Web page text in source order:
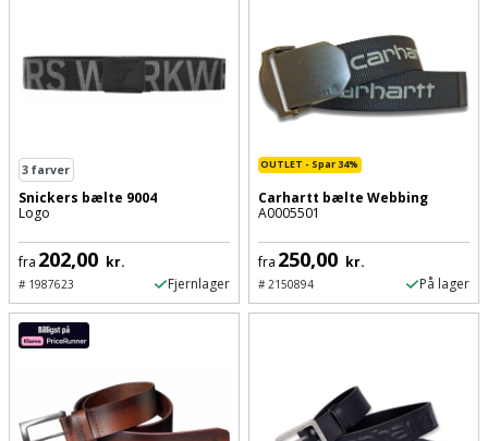
Svejseværk
Tagpladeværktøj
Trekantsliber
Trekantslibertilbehør
Vægscanner
Varmekanon
3farver
Snickers bælte 9004
Logo
fra 202,00 kr.
#1987623 Fjernlager
OUTLET - Spar 34%
Carhartt bælte Webbing
A0005501
fra 250,00 kr.
#2150894 På lager